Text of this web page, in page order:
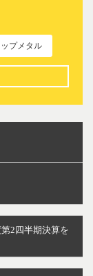
プメタル
2四半期決算を